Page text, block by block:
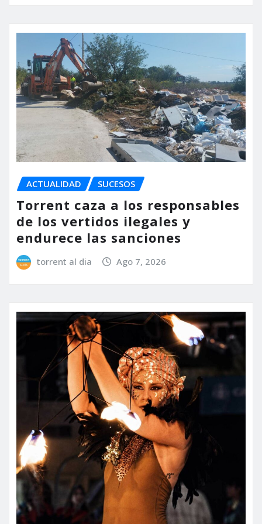
ACTUALIDAD SUCESOS
Torrent caza a los responsables
de los vertidos ilegales y
endurece las sanciones
torrent al dia Ago 7, 2026